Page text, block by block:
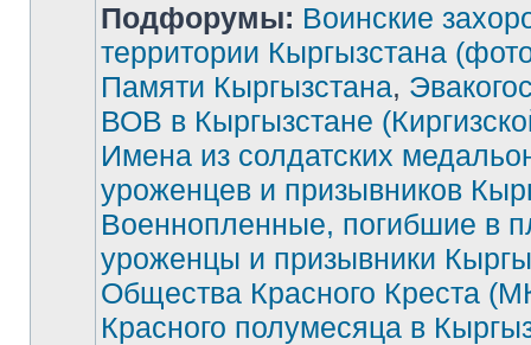
Нет
непрочитанных
Подфорумы: Воинские
территории Кыргызстана
Памяти Кыргызстана,
ВОВ в Кыргызстане
Имена из солдатских
уроженцев и призывников
Военнопленные, погибшие в
уроженцы и призывники
Общества Красного Креста
Красного полумесяца в